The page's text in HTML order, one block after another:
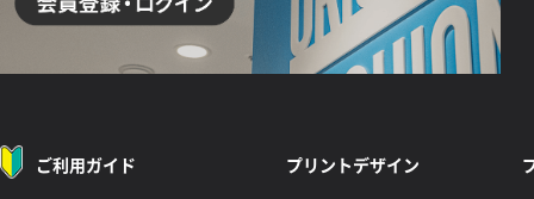
ご利用ガイド プリントデザイン